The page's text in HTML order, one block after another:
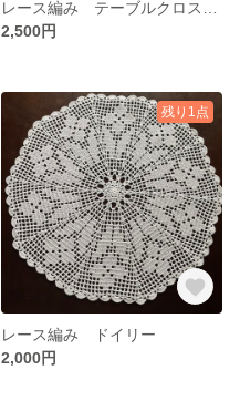
2,500円
残り1点
レース編み ドイリー
2,000円